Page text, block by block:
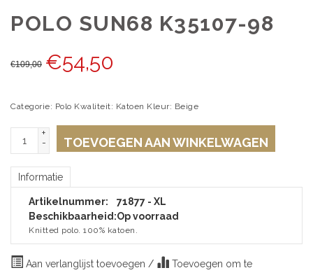
POLO SUN68 K35107-98
€109,00 €54,50
Categorie: Polo Kwaliteit: Katoen Kleur: Beige
+
-
TOEVOEGEN AAN WINKELWAGEN
Informatie
Artikelnummer:
71877 - XL
Beschikbaarheid:Op voorraad
Knitted polo. 100% katoen.
Aan verlanglijst toevoegen /
Toevoegen om te